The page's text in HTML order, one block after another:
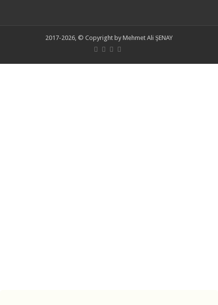
2017-2026, © Copyright by Mehmet Ali ŞENAY